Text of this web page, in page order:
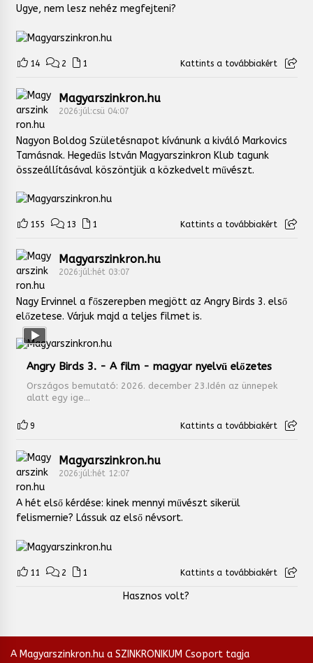
Ugye, nem lesz nehéz megfejteni?
14 2 1 Kattints a továbbiakért
Magyarszinkron.hu
2026:júl:csü 04:07
Nagyon Boldog Születésnapot kívánunk a kiváló Markovics
Tamásnak. Hegedűs István Magyarszinkron Klub tagunk
összeállításával köszöntjük a közkedvelt művészt.
155 13 1 Kattints a továbbiakért
Magyarszinkron.hu
2026:júl:hét 03:07
Nagy Ervinnel a főszerepben megjött az Angry Birds 3. első
előzetese. Várjuk majd a teljes filmet is.
Angry Birds 3. - A film - magyar nyelvű előzetes
Országos bemutató: 2026. december 23.Idén az ünnepek
alatt egy ige...
9 Kattints a továbbiakért
Magyarszinkron.hu
2026:júl:hét 12:07
A hét első kérdése: kinek mennyi művészt sikerül
felismernie? Lássuk az első névsort.
11 2 1 Kattints a továbbiakért
Hasznos volt?
A Magyarszinkron.hu a SZINKRONIKUM Csoport tagja